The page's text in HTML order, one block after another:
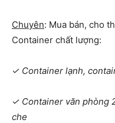
Chuyên: Mua bán, cho
Container chất lượng:
✓ Container lạnh,
✓ Container văn phòng
che